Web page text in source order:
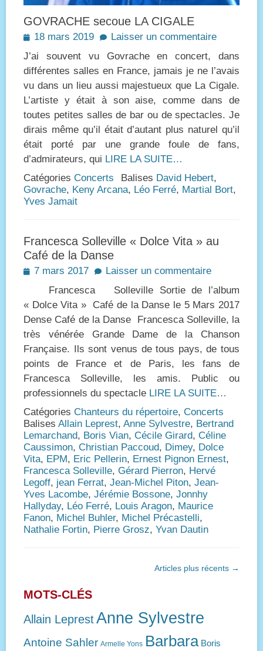
GOVRACHE secoue LA CIGALE
Posted
18 mars 2019
Laisser un commentaire
J’ai souvent vu Govrache en concert, dans
différentes salles en France, jamais je ne l’avais
vu dans un lieu aussi majestueux que La Cigale.
L’artiste y était à son aise, comme dans de
toutes petites salles de bar ou de spectacles. Je
dirais même qu’il était d’autant plus naturel qu’il
était porté par une grande foule de fans,
d’admirateurs, qui LIRE LA SUITE…
Catégories Concerts Balises David Hebert,
Govrache, Keny Arcana, Léo Ferré, Martial Bort,
Yves Jamait
Francesca Solleville « Dolce Vita » au
Café de la Danse
Posted
7 mars 2017
Laisser un commentaire
Francesca Solleville Sortie de l’album
« Dolce Vita » Café de la Danse le 5 Mars 2017
Dense Café de la Danse Francesca Solleville, la
très vénérée Grande Dame de la Chanson
Française. Ils sont venus de tous pays, de tous
points de France et de Paris, les fans de
Francesca Solleville, les amis. Public ou
professionnels du spectacle LIRE LA SUITE…
Catégories Chanteurs du répertoire, Concerts
Balises Allain Leprest, Anne Sylvestre, Bertrand
Lemarchand, Boris Vian, Cécile Girard, Céline
Caussimon, Christian Paccoud, Dimey, Dolce
Vita, EPM, Eric Pellerin, Ernest Pignon Ernest,
Francesca Solleville, Gérard Pierron, Hervé
Legoff, jean Ferrat, Jean-Michel Piton, Jean-
Yves Lacombe, Jérémie Bossone, Jonnhy
Hallyday, Léo Ferré, Louis Aragon, Maurice
Fanon, Michel Buhler, Michel Précastelli,
Nathalie Fortin, Pierre Grosz, Yvan Dautin
articles
Articles plus récents →
MOTS-CLÉS
Allain LeprestAnne Sylvestre
Antoine Sahler Armelle Yons Barbara Boris